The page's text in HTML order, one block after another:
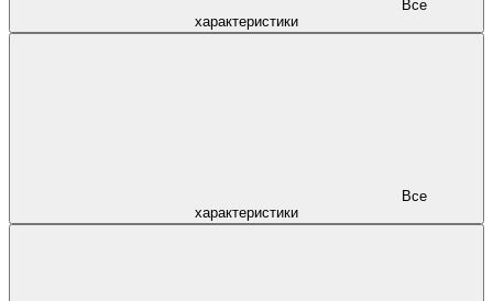
характеристики
характеристики